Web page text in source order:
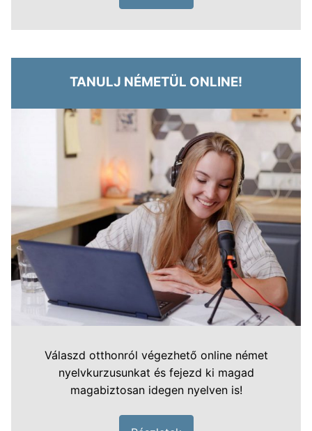
TANULJ NÉMETÜL ONLINE!
Válaszd otthonról végezhető online német
nyelvkurzusunkat és fejezd ki magad
magabiztosan idegen nyelven is!